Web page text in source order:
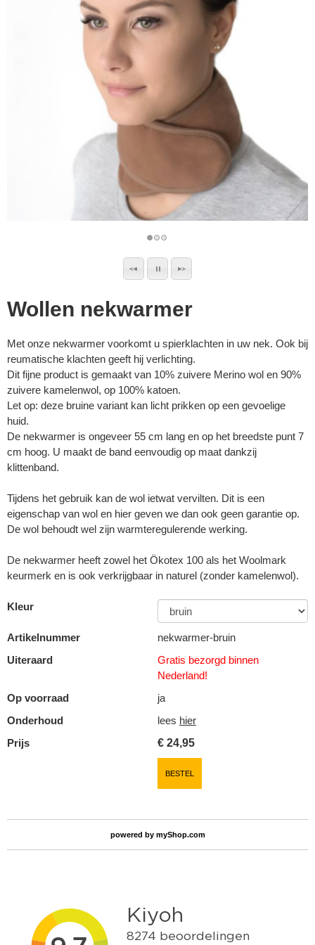
Wollen nekwarmer
Met onze nekwarmer voorkomt u spierklachten in uw nek. Ook bij
reumatische klachten geeft hij verlichting.
Dit fijne product is gemaakt van 10% zuivere Merino wol en 90%
zuivere kamelenwol, op 100% katoen.
Let op: deze bruine variant kan licht prikken op een gevoelige
huid.
De nekwarmer is ongeveer 55 cm lang en op het breedste punt 7
cm hoog. U maakt de band eenvoudig op maat dankzij
klittenband.
Tijdens het gebruik kan de wol ietwat vervilten. Dit is een
eigenschap van wol en hier geven we dan ook geen garantie op.
De wol behoudt wel zijn warmteregulerende werking.
De nekwarmer heeft zowel het Ökotex 100 als het Woolmark
keurmerk en is ook verkrijgbaar in naturel (zonder kamelenwol).
Kleur
Artikelnummer
nekwarmer-bruin
Uiteraard
Gratis bezorgd binnen
Nederland!
Op voorraad
ja
Onderhoud
lees hier
Prijs
€ 24,95
BESTEL
powered by myShop.com